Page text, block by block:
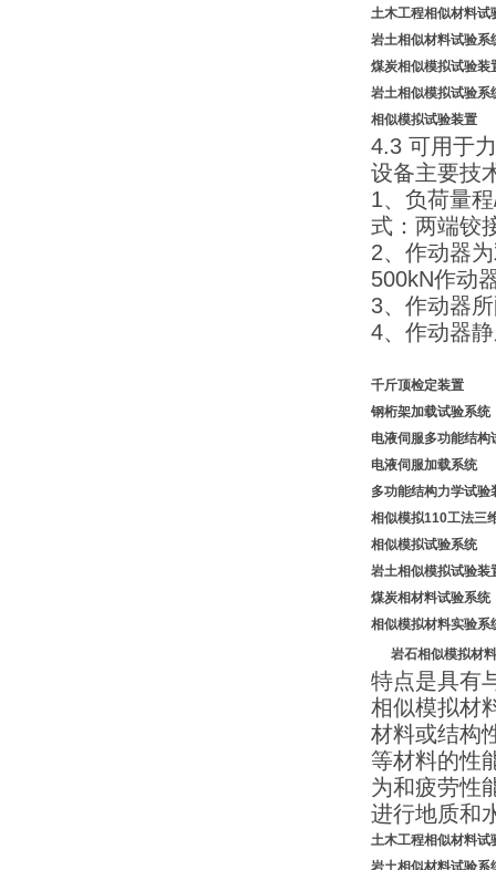
土木工程相似材料试
岩土相似材料试验系
煤炭相似模拟试验装
岩土相似模拟试验系
相似模拟试验装置
4.3 可用于
设备主要技
1、负荷量
式：两端铰
2、作动器
500kN作动
3、作动器
4、作动器
千斤顶检定装置
钢桁架加载试验系统
电液伺服多功能结
电液伺服加载系统
多功能结构力学试
相似模拟110工法三
相似模拟试验系统
岩土相似模拟试验装
煤炭相材料试验系统
相似模拟材料实验系
岩石相似模拟材
特点是具有
相似模拟材
材料或结构
等材料的性
为和疲劳性
进行地质和
土木工程相似材料试
岩土相似材料试验系